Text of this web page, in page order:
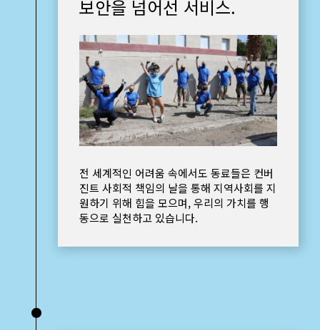
보안을 넘어선 서비스.
전 세계적인 어려움 속에서도 동료들은 컨버
진트 사회적 책임의 날을 통해 지역사회를 지
원하기 위해 힘을 모으며, 우리의 가치를 행
동으로 실천하고 있습니다.
•